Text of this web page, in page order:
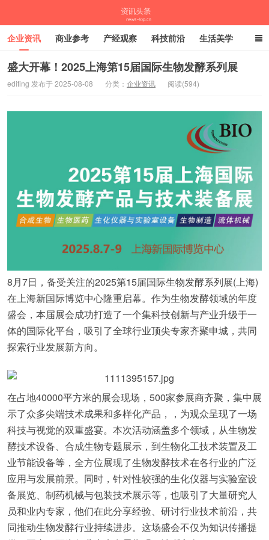
企业资讯 商业参考 产经观察 科技前沿 生活美学
时尚潮流 母婴亲子 专栏
盛大开幕！2025上海第15届国际生物发酵系列展
editing 发布于 2025-08-08 分类： 企业资讯 阅读(594)
8月7日，备受关注的2025第15届国际生物发酵系列展(上海)
在上海新国际博览中心隆重启幕。作为生物发酵领域的年度
盛会，本届展会成功打造了一个集科技创新与产业升级于一
体的国际化平台，吸引了全球行业顶尖专家齐聚申城，共同
探索行业发展新方向。
在占地40000平方米的展会现场，500家参展商齐聚，集中展
示了众多尖端技术成果和多样化产品，，为观众呈现了一场
科技与视觉的双重盛宴。本次活动涵盖多个领域，从生物发
酵技术设备、合成生物专题展示，到生物化工技术装置及工
业节能设备等，全方位展现了生物发酵技术在各行业的广泛
应用与发展前景。同时，针对性较强的生化仪器与实验室设
备展览、制药机械与包装技术展示等，也吸引了大量研究人
员和业内专家，他们在此分享经验、研讨行业技术前沿，共
同推动生物发酵行业持续进步。这场盛会不仅为知识传播提